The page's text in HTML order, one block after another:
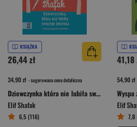
KSIĄŻKA
26,44 zł
34,90 zł - sugerowana cena detaliczna
Dziewczynka która nie lubiła swojego imienia
Elif Shafak
6,5 (116)
41,18
54,90 zł
Elif
7,8